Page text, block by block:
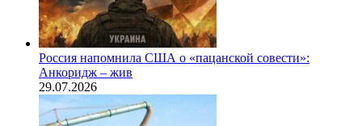
Россия напомнила США о «пацанской совести»:
Анкоридж – жив
29.07.2026